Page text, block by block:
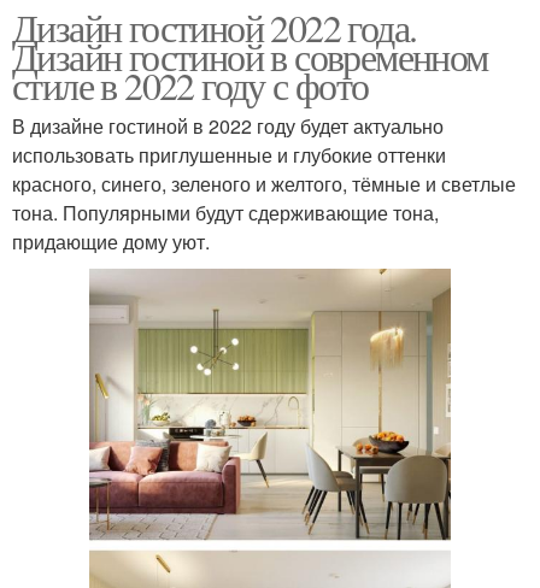
Дизайн гостиной 2022 года.
Дизайн гостиной в современном
стиле в 2022 году с фото
В дизайне гостиной в 2022 году будет актуально
использовать приглушенные и глубокие оттенки
красного, синего, зеленого и желтого, тёмные и светлые
тона. Популярными будут сдерживающие тона,
придающие дому уют.